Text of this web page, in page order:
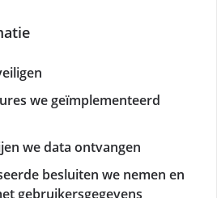
we geïmplementeerd
we data ontvangen
besluiten we nemen en
gebruikersgegevens